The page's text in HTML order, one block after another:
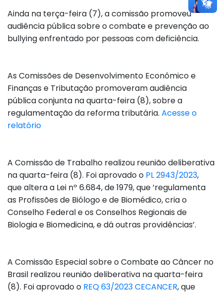
Ainda na terça-feira (7), a comissão promoveu
audiência pública sobre o combate e prevenção ao
bullying enfrentado por pessoas com deficiência.
As Comissões de Desenvolvimento Econômico e
Finanças e Tributação promoveram audiência
pública conjunta na quarta-feira (8), sobre a
regulamentação da reforma tributária. Acesse o
relatório
A Comissão de Trabalho realizou reunião deliberativa
na quarta-feira (8). Foi aprovado o PL 2943/2023,
que altera a Lei nº 6.684, de 1979, que ’regulamenta
as Profissões de Biólogo e de Biomédico, cria o
Conselho Federal e os Conselhos Regionais de
Biologia e Biomedicina, e dá outras providências’.
A Comissão Especial sobre o Combate ao Câncer no
Brasil realizou reunião deliberativa na quarta-feira
(8). Foi aprovado o REQ 63/2023 CECANCER, que